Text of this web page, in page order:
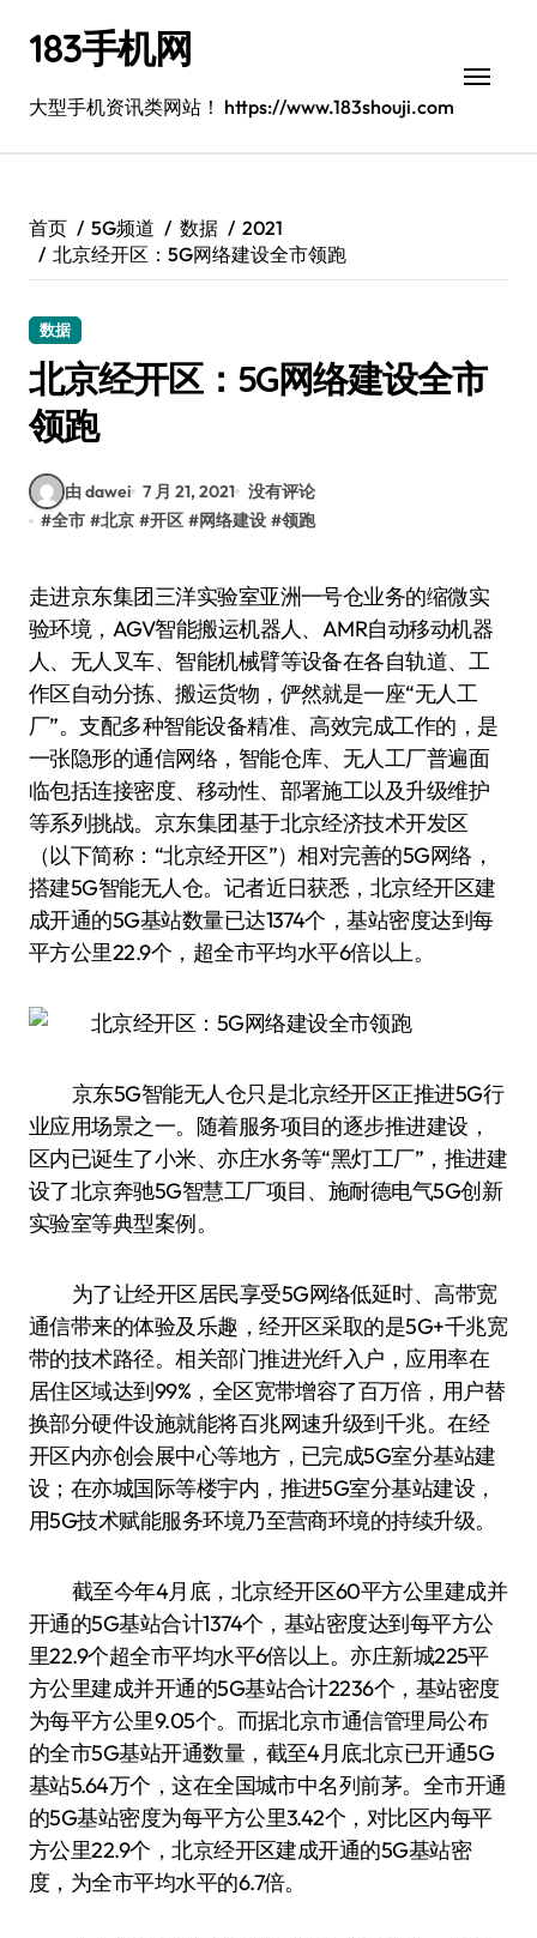
183手机网
大型手机资讯类网站！ https://www.183shouji.com
首页 5G频道 数据
2021
北京经开区：5G网络建设全市领跑
数据
北京经开区：5G网络建设全市
领跑
由 dawei 7 月 21, 2021 没有评论
#全市 #北京 #开区 #网络建设 #领跑
走进京东集团三洋实验室亚洲一号仓业务的缩微实
验环境，AGV智能搬运机器人、AMR自动移动机器
人、无人叉车、智能机械臂等设备在各自轨道、工
作区自动分拣、搬运货物，俨然就是一座“无人工
厂”。支配多种智能设备精准、高效完成工作的，是
一张隐形的通信网络，智能仓库、无人工厂普遍面
临包括连接密度、移动性、部署施工以及升级维护
等系列挑战。京东集团基于北京经济技术开发区
（以下简称：“北京经开区”）相对完善的5G网络，
搭建5G智能无人仓。记者近日获悉，北京经开区建
成开通的5G基站数量已达1374个，基站密度达到每
平方公里22.9个，超全市平均水平6倍以上。
京东5G智能无人仓只是北京经开区正推进5G行
业应用场景之一。随着服务项目的逐步推进建设，
区内已诞生了小米、亦庄水务等“黑灯工厂”，推进建
设了北京奔驰5G智慧工厂项目、施耐德电气5G创新
实验室等典型案例。
为了让经开区居民享受5G网络低延时、高带宽
通信带来的体验及乐趣，经开区采取的是5G+千兆宽
带的技术路径。相关部门推进光纤入户，应用率在
居住区域达到99%，全区宽带增容了百万倍，用户替
换部分硬件设施就能将百兆网速升级到千兆。在经
开区内亦创会展中心等地方，已完成5G室分基站建
设；在亦城国际等楼宇内，推进5G室分基站建设，
用5G技术赋能服务环境乃至营商环境的持续升级。
截至今年4月底，北京经开区60平方公里建成并
开通的5G基站合计1374个，基站密度达到每平方公
里22.9个超全市平均水平6倍以上。亦庄新城225平
方公里建成并开通的5G基站合计2236个，基站密度
为每平方公里9.05个。而据北京市通信管理局公布
的全市5G基站开通数量，截至4月底北京已开通5G
基站5.64万个，这在全国城市中名列前茅。全市开通
的5G基站密度为每平方公里3.42个，对比区内每平
方公里22.9个，北京经开区建成开通的5G基站密
度，为全市平均水平的6.7倍。